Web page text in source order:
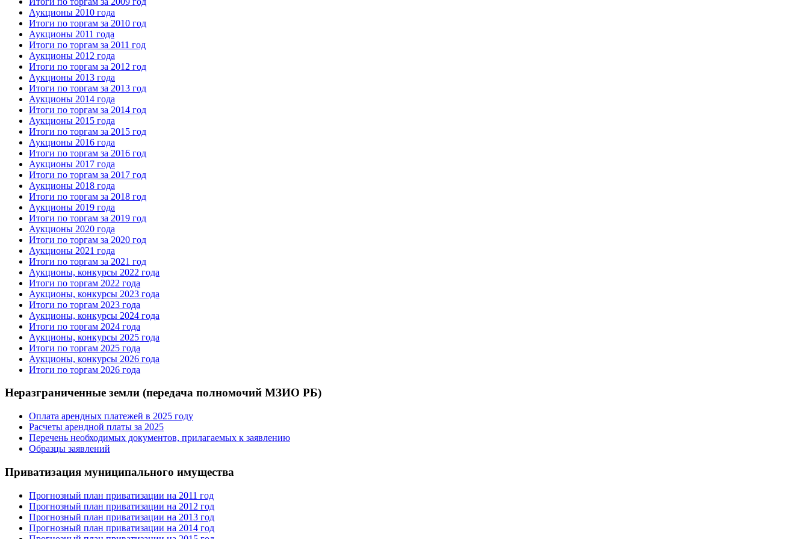
Аукционы 2010 года
Итоги по торгам за 2010 год
Аукционы 2011 года
Итоги по торгам за 2011 год
Аукционы 2012 года
Итоги по торгам за 2012 год
Аукционы 2013 года
Итоги по торгам за 2013 год
Аукционы 2014 года
Итоги по торгам за 2014 год
Аукционы 2015 года
Итоги по торгам за 2015 год
Аукционы 2016 года
Итоги по торгам за 2016 год
Аукционы 2017 года
Итоги по торгам за 2017 год
Аукционы 2018 года
Итоги по торгам за 2018 год
Аукционы 2019 года
Итоги по торгам за 2019 год
Аукционы 2020 года
Итоги по торгам за 2020 год
Аукционы 2021 года
Итоги по торгам за 2021 год
Аукционы, конкурсы 2022 года
Итоги по торгам 2022 года
Аукционы, конкурсы 2023 года
Итоги по торгам 2023 года
Аукционы, конкурсы 2024 года
Итоги по торгам 2024 года
Аукционы, конкурсы 2025 года
Итоги по торгам 2025 года
Аукционы, конкурсы 2026 года
Итоги по торгам 2026 года
Неразграниченные земли (передача полномочий МЗИО РБ)
Оплата арендных платежей в 2025 году
Расчеты арендной платы за 2025
Перечень необходимых документов, прилагаемых к заявлению
Образцы заявлений
Приватизация муниципального имущества
Прогнозный план приватизации на 2011 год
Прогнозный план приватизации на 2012 год
Прогнозный план приватизации на 2013 год
Прогнозный план приватизации на 2014 год